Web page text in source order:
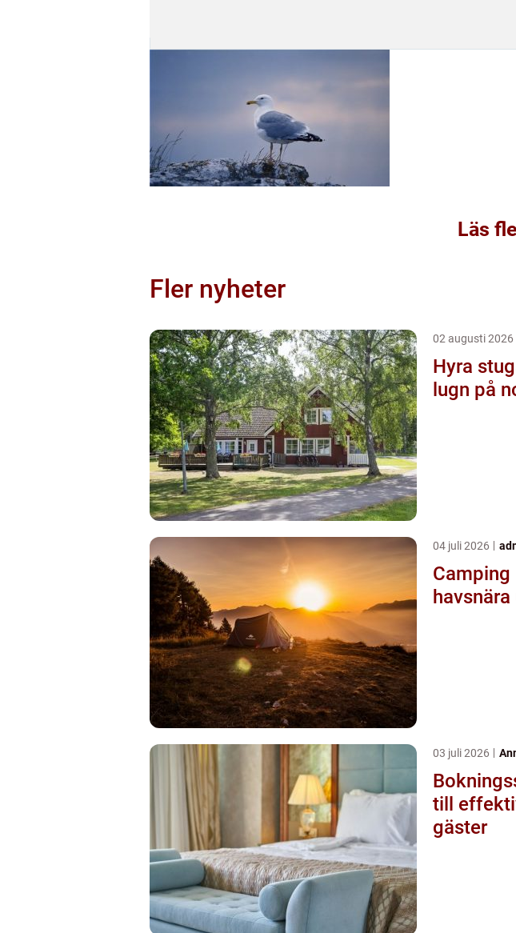
Läs
Fler nyheter
02 augusti 2026
Hyra stuga
lugn på
04 juli 2026
03 juli 2026
till
gäster